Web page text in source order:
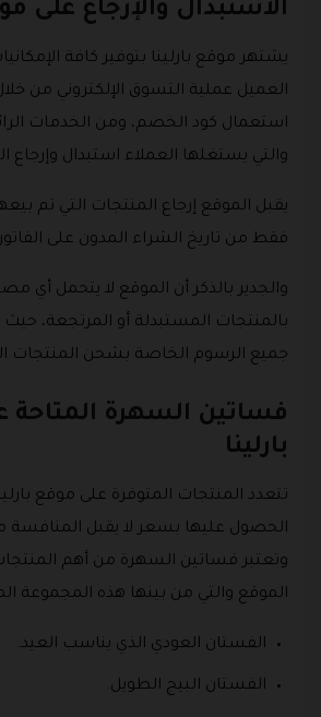
الاستبدال والإرجاع على
يشتهر موقع بارلينا بتوفير كافة
العميل عملية التسوق الإلكتروني من
استعمال كود الخصم، ومن الخدمات
والتي يستغلها العملاء استبدال وإرجاع
فقط من تاريخ الشراء المدون على
والجدير بالذكر أن الموقع لا يتحمل
بالمنتجات المستبدلة أو المرتجعة، حيث
جميع الرسوم الخاصة بشحن المنتجات
فساتين السهرة المتاحة
بارلينا
تتعدد المنتجات المتوفرة على موقع
الحصول عليها بسعر لا يقبل المنافسة
وتعتبر فساتين السهرة من أهم
الموقع والتي من بينها هذه المجموعة
الفستان العودي الذي يناسب العيد.
الفستان البيج الطويل.